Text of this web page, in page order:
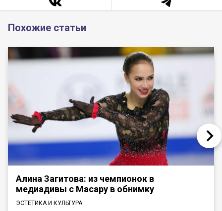
Похожие статьи
Алина Загитова: из чемпионок в
медиадивы с Масару в обнимку
ЭСТЕТИКА И КУЛЬТУРА